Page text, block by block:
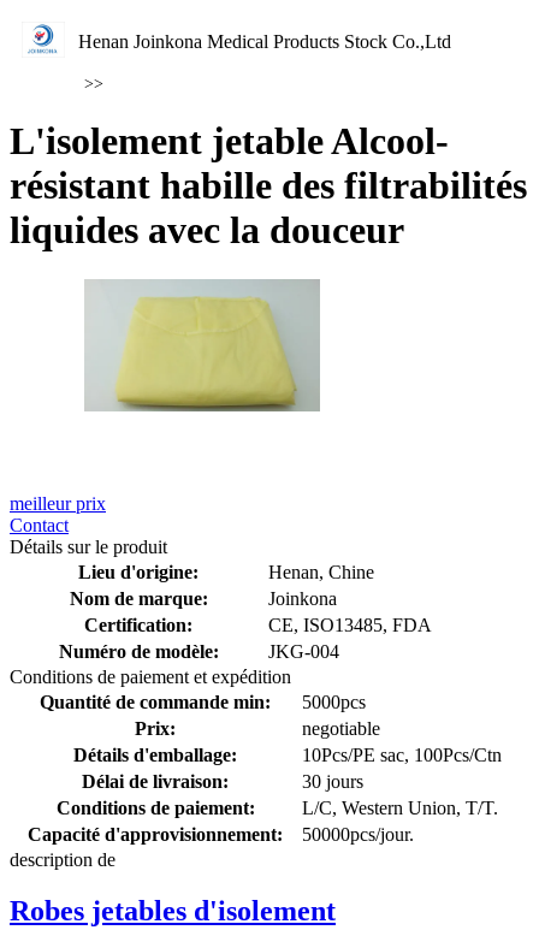
Henan Joinkona Medical Products Stock Co.,Ltd
>>
L'isolement jetable Alcool-
résistant habille des filtrabilités
liquides avec la douceur
meilleur prix
Contact
Détails sur le produit
Lieu d'origine:
Henan, Chine
Nom de marque:
Joinkona
Certification:
CE, ISO13485, FDA
Numéro de modèle:
JKG-004
Conditions de paiement et expédition
Quantité de commande min:
5000pcs
Prix:
negotiable
Détails d'emballage:
10Pcs/PE sac, 100Pcs/Ctn
Délai de livraison:
30 jours
Conditions de paiement:
L/C, Western Union, T/T.
Capacité d'approvisionnement:
50000pcs/jour.
description de
Robes jetables d'isolement